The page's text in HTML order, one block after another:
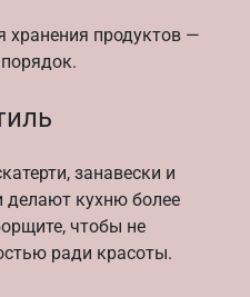
хранения продуктов —
занавески и
делают кухню более
чтобы не
ради красоты.